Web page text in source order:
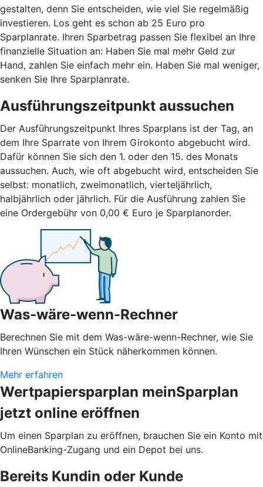
gestalten, denn Sie entscheiden, wie viel Sie regelmäßig
investieren. Los geht es schon ab 25 Euro pro
Sparplanrate. Ihren Sparbetrag passen Sie flexibel an Ihre
finanzielle Situation an: Haben Sie mal mehr Geld zur
Hand, zahlen Sie einfach mehr ein. Haben Sie mal weniger,
senken Sie Ihre Sparplanrate.
Ausführungszeitpunkt aussuchen
Der Ausführungszeitpunkt Ihres Sparplans ist der Tag, an
dem Ihre Sparrate von Ihrem Girokonto abgebucht wird.
Dafür können Sie sich den 1. oder den 15. des Monats
aussuchen. Auch, wie oft abgebucht wird, entscheiden Sie
selbst: monatlich, zweimonatlich, vierteljährlich,
halbjährlich oder jährlich. Für die Ausführung zahlen Sie
eine Ordergebühr von 0,00 € Euro je Sparplanorder.
Was-wäre-wenn-Rechner
Berechnen Sie mit dem Was-wäre-wenn-Rechner, wie Sie
Ihren Wünschen ein Stück näherkommen können.
Mehr erfahren
Wertpapiersparplan meinSparplan
jetzt online eröffnen
Um einen Sparplan zu eröffnen, brauchen Sie ein Konto mit
OnlineBanking-Zugang und ein Depot bei uns.
Bereits Kundin oder Kunde